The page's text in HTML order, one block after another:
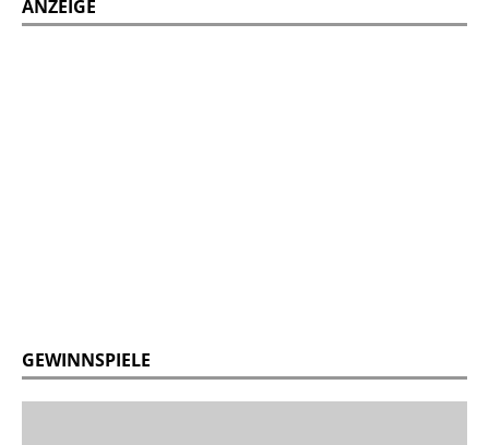
ANZEIGE
GEWINNSPIELE